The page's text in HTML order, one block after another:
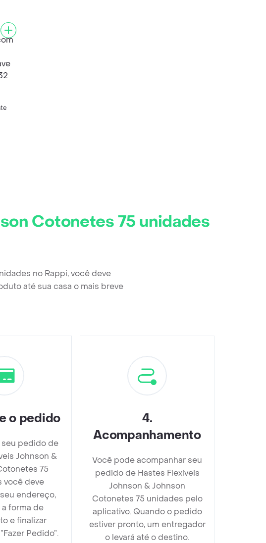
Cotonetes 75 unidades
no Rappi, você deve
até sua casa o mais breve
o pedido
seu pedido de
Johnson &
75
você deve
endereço,
forma de
e finalizar
Pedido”.
4.
Acompanhamento
Você pode acompanhar seu
pedido de Hastes Flexíveis
Johnson & Johnson
Cotonetes 75 unidades pelo
aplicativo. Quando o pedido
estiver pronto, um entregador
o levará até o destino.